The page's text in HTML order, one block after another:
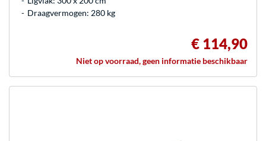
Draagvermogen: 280 kg
€ 114,90
Niet op voorraad, geen informatie beschikbaar